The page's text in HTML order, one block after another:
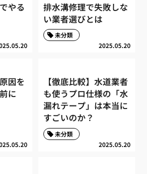
やる
排水溝修理で失敗しな
い業者選びとは
2025.05.20
未分類
因を
に
【徹底比較】水道業者
も使うプロ仕様の「水
漏れテープ」は本当に
すごいのか？
2025.05.20
未分類